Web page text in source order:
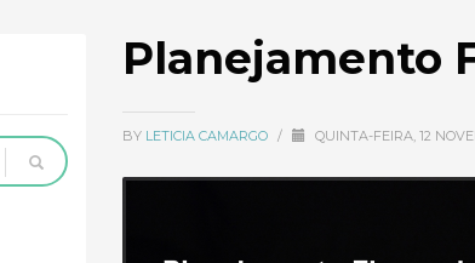
Planejamento
BY LETICIA CAMARGO / QUINTA-FEIRA, 12